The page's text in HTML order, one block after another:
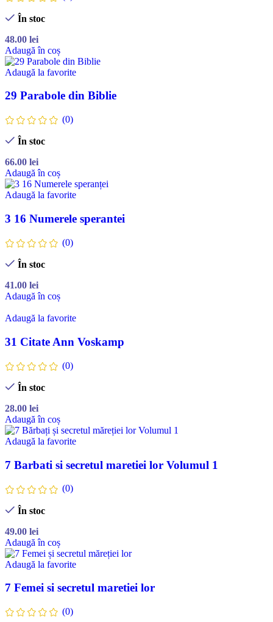
În stoc
48.00 lei
Adaugă în coș
Adaugă la favorite
29 Parabole din Biblie
(0)
În stoc
66.00 lei
Adaugă în coș
Adaugă la favorite
3 16 Numerele sperantei
(0)
În stoc
41.00 lei
Adaugă în coș
Adaugă la favorite
31 Citate Ann Voskamp
(0)
În stoc
28.00 lei
Adaugă în coș
Adaugă la favorite
7 Barbati si secretul maretiei lor Volumul 1
(0)
În stoc
49.00 lei
Adaugă în coș
Adaugă la favorite
7 Femei si secretul maretiei lor
(0)